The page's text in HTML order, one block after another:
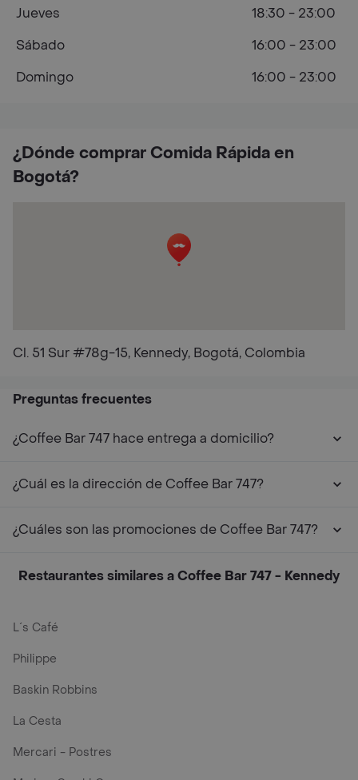
¿Dónde comprar Comida Rápida en
Bogotá?
Cl. 51 Sur #78g-15, Kennedy, Bogotá, Colombia
Jueves
18:30 - 23:00
Sábado
16:00 - 23:00
Domingo
16:00 - 23:00
Preguntas frecuentes
¿Coffee Bar 747 hace entrega a domicilio?
¿Cuál es la dirección de Coffee Bar 747?
¿Cuáles son las promociones de Coffee Bar 747?
Restaurantes similares a Coffee Bar 747 - Kennedy
L´s Café
Philippe
Baskin Robbins
La Cesta
Mercari - Postres